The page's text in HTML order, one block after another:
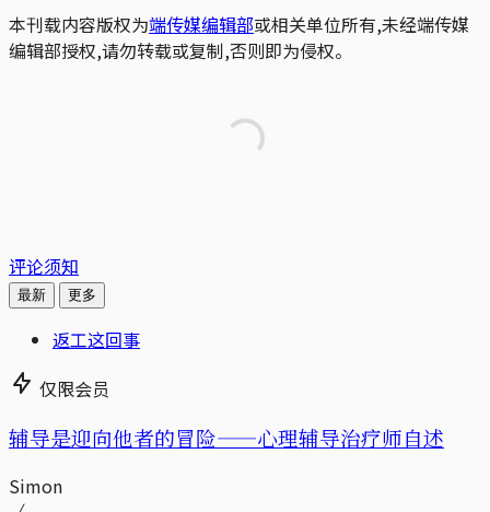
本刊载内容版权为端传媒编辑部或相关单位所有,未经端传媒
编辑部授权,请勿转载或复制,否则即为侵权。
评论须知
最新 更多
返工这回事
仅限会员
辅导是迎向他者的冒险——心理辅导治疗师自述
Simon